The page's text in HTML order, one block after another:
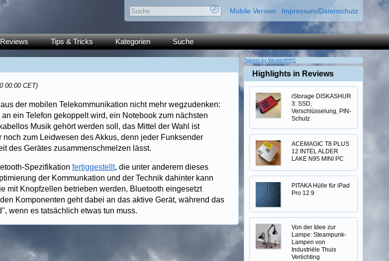
Mobile Version Impressum/Datenschutz
Reviews Tips & Tricks Kategorien Suche
00:00 CET)
der mobilen Telekommunikation nicht mehr wegzudenken:
ein Telefon gekoppelt wird, ein Notebook zum nächsten
Musik gehört werden soll, das Mittel der Wahl ist
zum Leidwesen des Akkus, denn jeder Funksender
des Gerätes zusammenschmelzen lässt.
Spezifikation fertiggestellt, die unter anderem dieses
der Kommunkation und der Technik dahinter kann
mit Knopfzellen betrieben werden, Bluetooth eingesetzt
Komponenten geht dabei an das aktive Gerät, während das
wenn es tatsächlich etwas tun muss.
Tweets by WorldofPPC
Highlights in Reviews
iStorage DISKASHUR
3: SSD,
Verschlüsselung, PIN-
Schutz
ACEMAGIC T8 PLUS
12 INTEL ALDER
LAKE N95 MINI PC
PITAKA Hülle für iPad
Pro 12.9
Von der Idee zur
Lampe: Steampunk-
Lampen von
Industriële Thuis
Verlichting